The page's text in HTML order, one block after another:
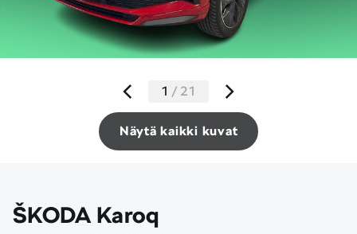
Näytä kaikki kuvat
1 / 21
ŠKODA Karoq